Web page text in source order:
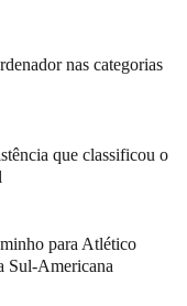
nas categorias
que classificou o
para Atlético
Sul-Americana